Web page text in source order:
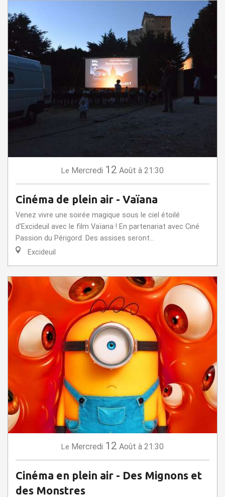
Le Mercredi 12 Août à 21:30
Cinéma de plein air - Vaïana
Venez vivre une soirée magique sous le ciel étoilé
d'Excideuil avec le film Vaïana ! En partenariat avec Ciné
Passion du Périgord. Des assises seront...
Excideuil
Le Mercredi 12 Août à 21:30
Cinéma en plein air - Des Mignons et
des Monstres